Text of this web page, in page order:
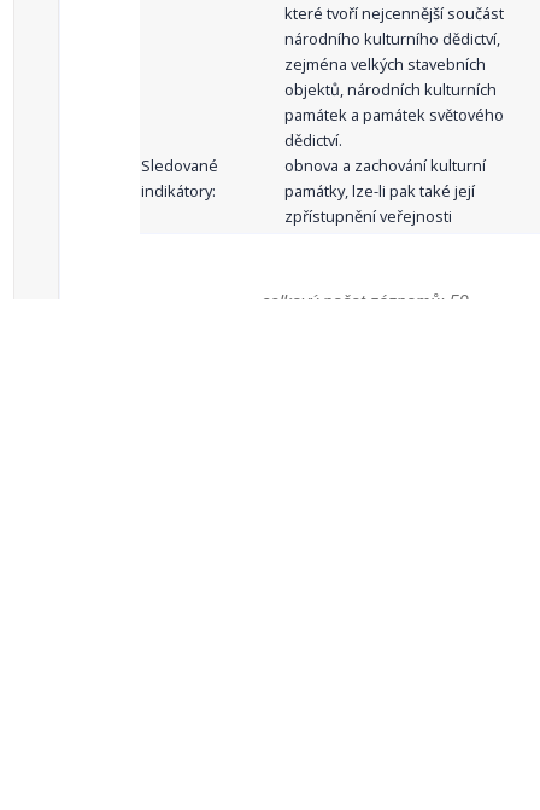
které tvoří nejcennější součást
národního kulturního dědictví,
zejména velkých stavebních
objektů, národních kulturních
památek a památek světového
dědictví.
Sledované
indikátory:
obnova a zachování kulturní
památky, lze-li pak také její
zpřístupnění veřejnosti
celkový počet záznamů: 59